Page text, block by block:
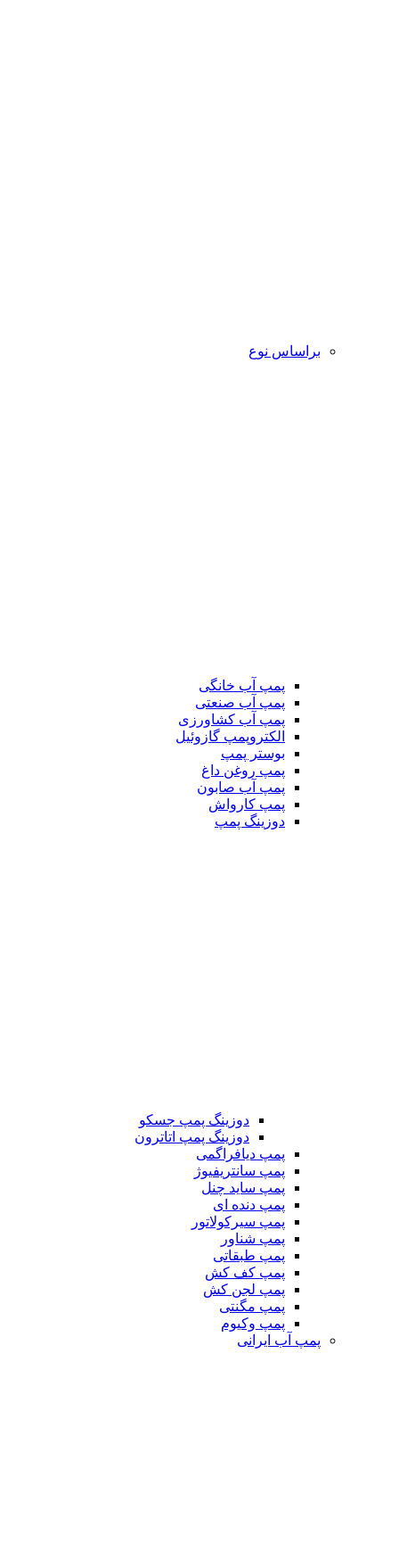
براساس نوع
پمپ آب خانگی
پمپ آب صنعتی
پمپ آب کشاورزی
الکتروپمپ گازوئیل
بوستر پمپ
پمپ روغن داغ
پمپ آب صابون
پمپ کارواش
دوزینگ پمپ
دوزینگ پمپ جسکو
دوزینگ پمپ اتاترون
پمپ دیافراگمی
پمپ سانتریفیوژ
پمپ ساید چنل
پمپ دنده ای
پمپ سیرکولاتور
پمپ شناور
پمپ طبقاتی
پمپ کف کش
پمپ لجن کش
پمپ مگنتی
پمپ وکیوم
پمپ آب ایرانی